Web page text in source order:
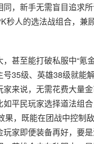
，新手无需盲目追求
人的选法战组合，兼
甚至能打破私服中“氪
35级、英雄38级就能
来说，无需花费大量
平民玩家选择道法组
果，既能在团战中控制
家即便装备再好，要